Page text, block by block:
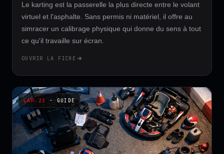
Le karting est la passerelle la plus directe entre le volant
virtuel et l'asphalte. Sans permis ni matériel, il offre au
simracer un calibrage physique qui donne du sens à tout
ce qu'il travaille sur écran.
OUVRIR LA FICHE
· GUIDE